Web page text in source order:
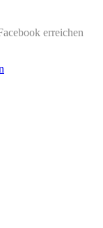
erreichen